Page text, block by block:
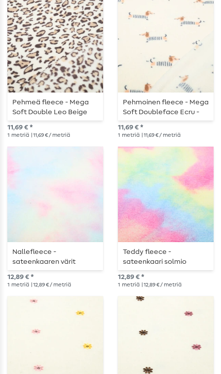
Pehmeä fleece - Mega
Soft Double Leo Beige
11,69 € *
1 metriä | 11,69 € / metriä
Pehmoinen fleece - Mega
Soft Doubleface Ecru -
Pehmoinen fleece - Mega
Soft Doubleface Ecru
11,69 € *
1 metriä | 11,69 € / metriä
Nallefleece -
sateenkaaren värit
pastelliväreissä
12,89 € *
1 metriä | 12,89 € / metriä
Teddy fleece -
sateenkaari solmio
värillinen monivärinen
12,89 € *
1 metriä | 12,89 € / metriä